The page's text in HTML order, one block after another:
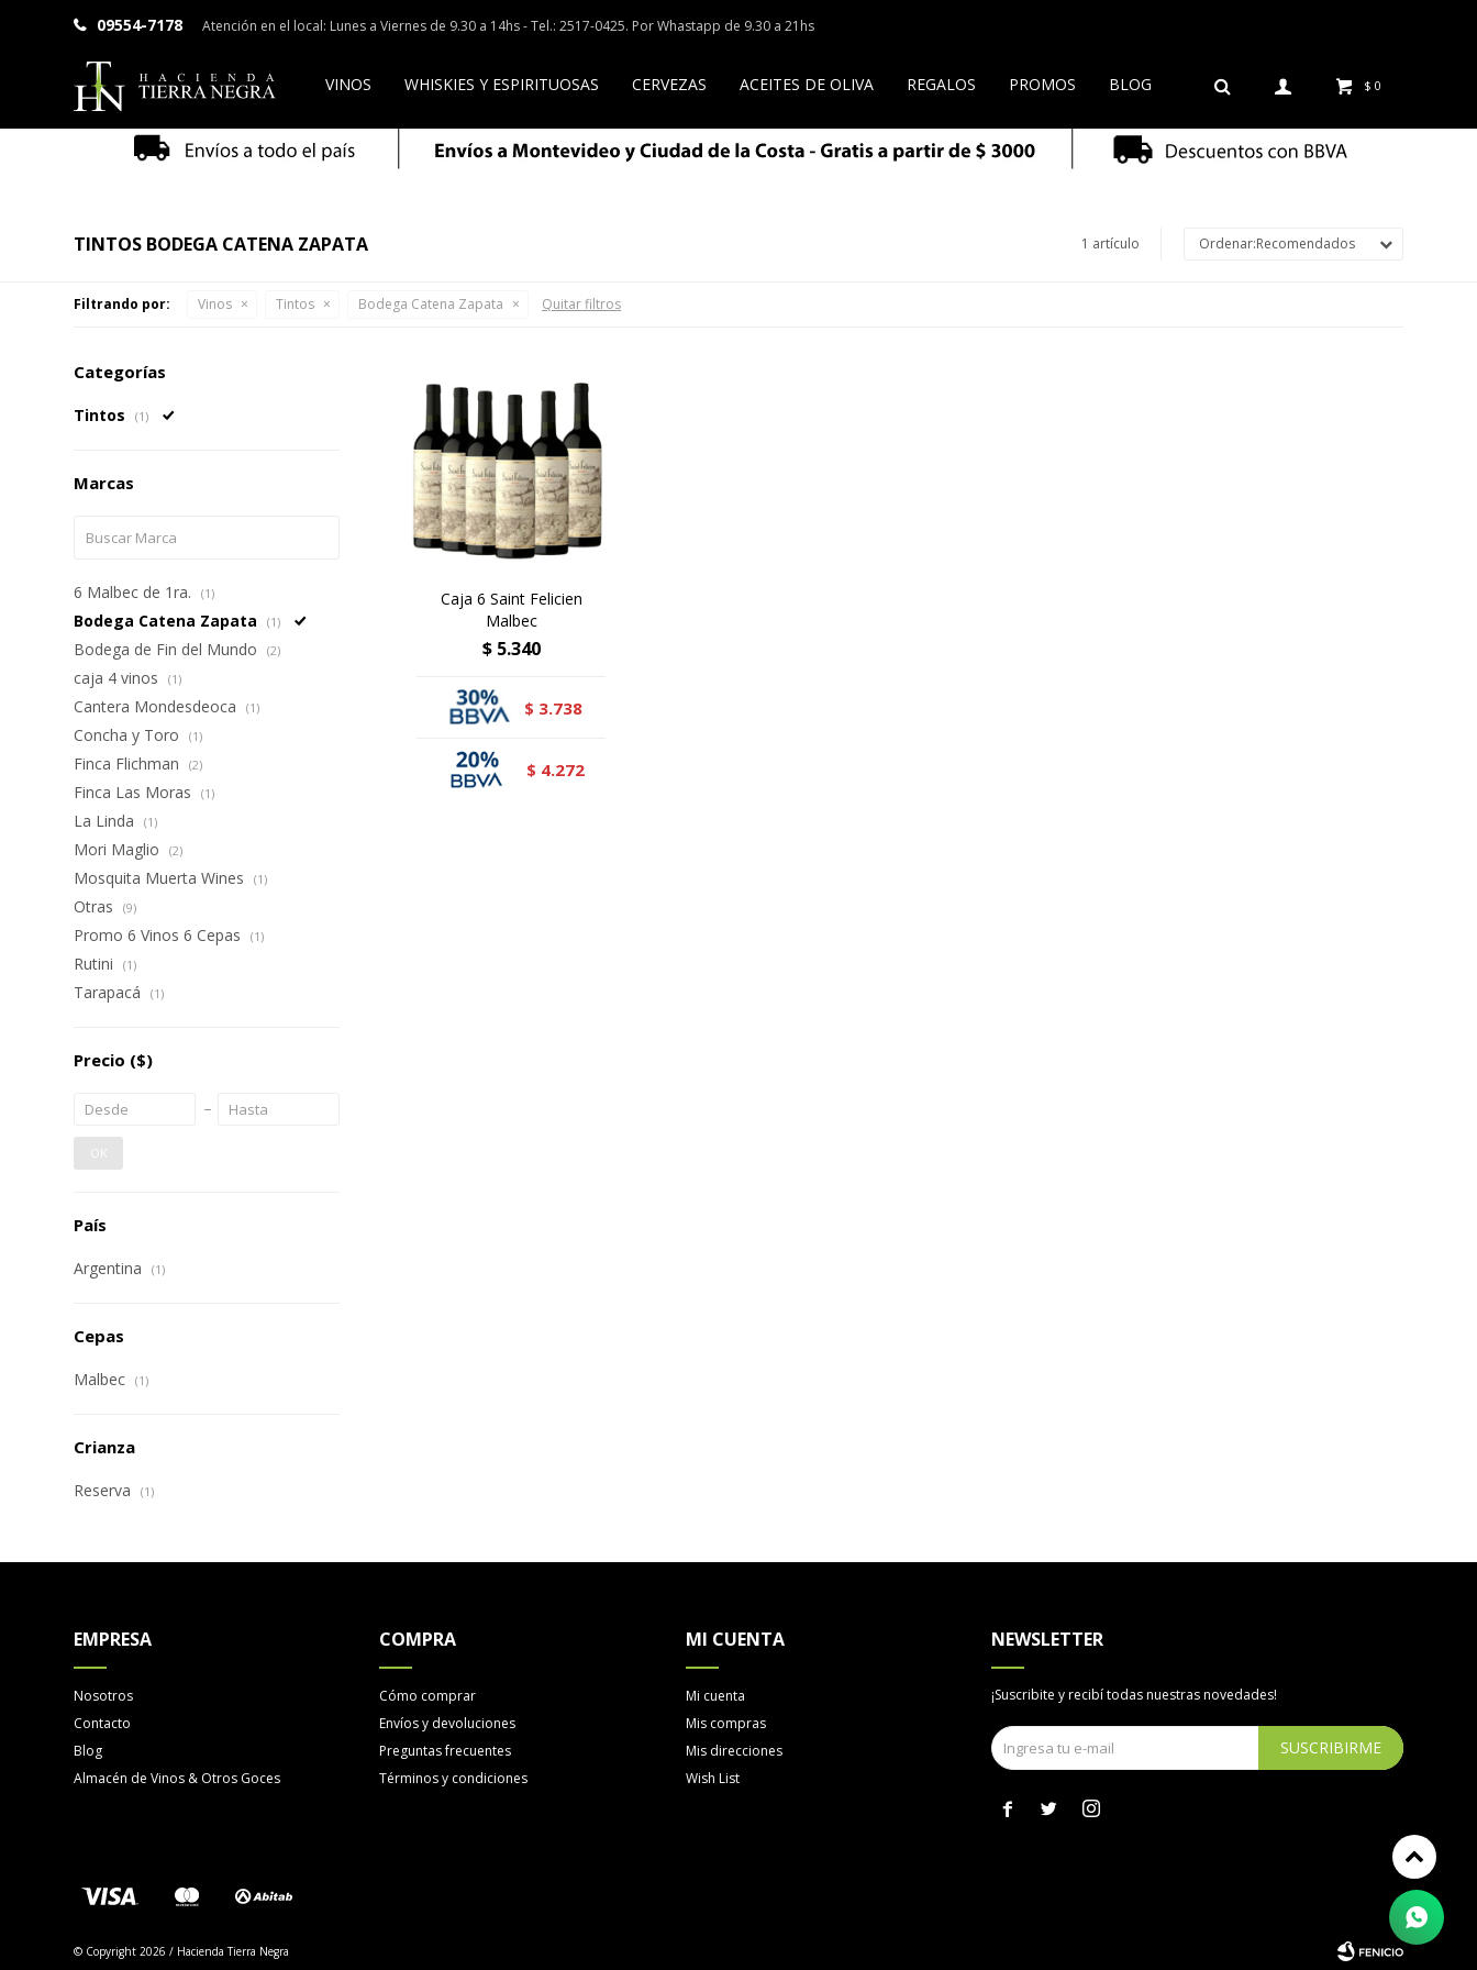
VINOS WHISKIES Y ESPIRITUOSAS CERVEZAS ACEITES DE OLIVA REGALOS PROMOS BLOG $ 0
09554-7178 Atención en el local: Lunes a Viernes de 9.30 a 14hs - Tel.: 2517-0425. Por Whastapp de 9.30 a 21hs
TINTOS BODEGA CATENA ZAPATA 1 artículo Recomendados
Filtrando por: Vinos Tintos Bodega Catena Zapata Quitar filtros
Caja 6 Saint Felicien
Malbec
$ 5.340
$ 3.738
$ 4.272
Categorías
Tintos (1)
Marcas
6 Malbec de 1ra. (1)
Bodega Catena Zapata (1)
Bodega de Fin del Mundo (2)
caja 4 vinos (1)
Cantera Mondesdeoca (1)
Concha y Toro (1)
Finca Flichman (2)
Finca Las Moras (1)
La Linda (1)
Mori Maglio (2)
Mosquita Muerta Wines (1)
Otras (9)
Promo 6 Vinos 6 Cepas (1)
Rutini (1)
Tarapacá (1)
Precio ($)
OK
País
Argentina (1)
Cepas
Malbec (1)
Crianza
Reserva (1)
EMPRESA
Nosotros
Contacto
Blog
Almacén de Vinos & Otros Goces
COMPRA
Cómo comprar
Envíos y devoluciones
Preguntas frecuentes
Términos y condiciones
MI CUENTA
Mi cuenta
Mis compras
Mis direcciones
Wish List
NEWSLETTER
¡Suscribite y recibí todas nuestras novedades!
SUSCRIBIRME
  
© Copyright 2026 / Hacienda Tierra Negra